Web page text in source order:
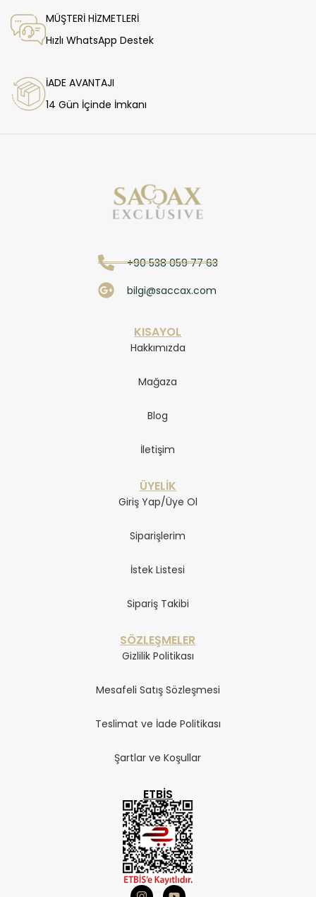
MÜŞTERİ HİZMETLERİ
Hızlı WhatsApp Destek
İADE AVANTAJI
14 Gün İçinde İmkanı
+90 538 059 77 63
bilgi@saccax.com
KISAYOL
Hakkımızda
Mağaza
Blog
İletişim
ÜYELİK
Giriş Yap/Üye Ol
Siparişlerim
İstek Listesi
Sipariş Takibi
SÖZLEŞMELER
Gizlilik Politikası
Mesafeli Satış Sözleşmesi
Teslimat ve İade Politikası
Şartlar ve Koşullar
ETBIS